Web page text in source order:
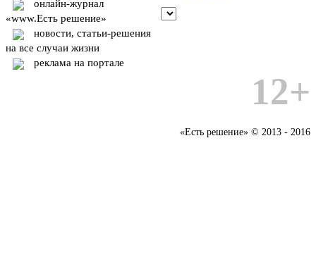
онлайн-журнал
«www.Есть решение»
новости, статьи-решения
на все случаи жизни
реклама на портале
12+
«Есть решение» © 2013 - 2016